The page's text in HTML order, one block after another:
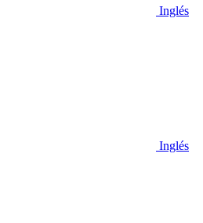
Inglés
Inglés